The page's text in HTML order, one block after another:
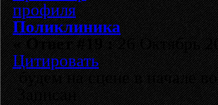
Поликлиника
«Ответ #19 :26 Октябрь
Цитировать
будем на сцене в начале
Записан